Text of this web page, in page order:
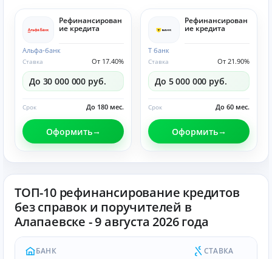
Рефинансирован
ие кредита
Альфа-банк
От 17.40%
Ставка
До 30 000 000 руб.
До 180 мес.
Срок
Оформить
Рефинансирован
ие кредита
Т банк
От 21.90%
Ставка
До 5 000 000 руб.
До 60 мес.
Срок
Оформить
ТОП-10 рефинансирование кредитов
без справок и поручителей в
Алапаевске - 9 августа 2026 года
БАНК СТАВКА